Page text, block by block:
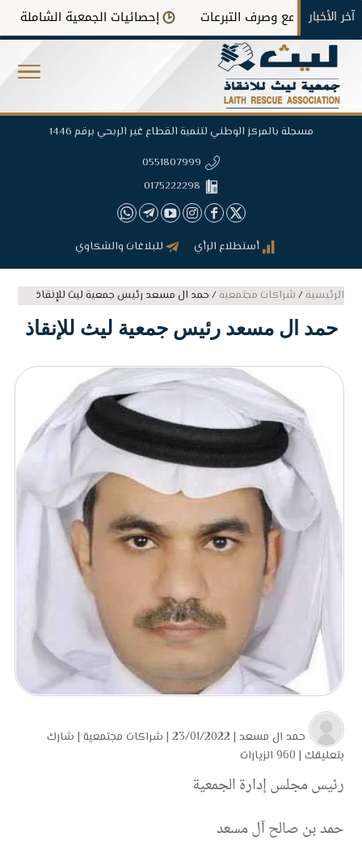
آخر الأخبار
تقارير جمع وصرف التبرعات إحصائيات الجمعية الشاملة
مسجلة بالمركز الوطني لتنمية القطاع غير الربحي برقم 1446
0551807999
0175222298
أستطلاع الرأي للبلاغات والشكاوي
الرئيسية / شراكات مجتمعية / حمد ال مسعد رئيس جمعية ليث للإنقاذ
حمد ال مسعد رئيس جمعية ليث للإنقاذ
حمد ال مسعد | 23/01/2022 | شراكات مجتمعية | شارك
بتعليقك | 960 الزيارات
رئيس مجلس إدارة الجمعية
حمد بن صالح آل مسعد